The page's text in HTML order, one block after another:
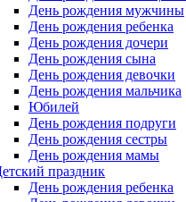
День рождения мужчины
День рождения ребенка
День рождения дочери
День рождения сына
День рождения девочки
День рождения мальчика
Юбилей
День рождения подруги
День рождения сестры
День рождения мамы
праздник
День рождения ребенка